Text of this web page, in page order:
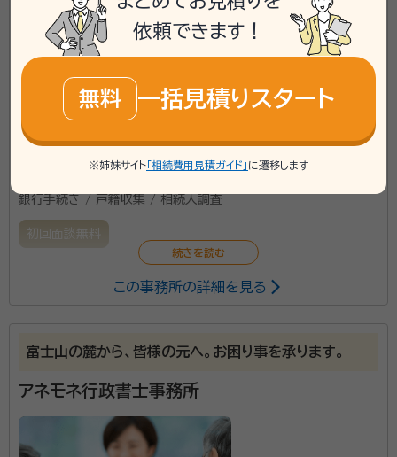
\「いい相続」にてご相談を承ります/
銀行手続き / 戸籍収集 / 相続人調査
初回面談無料
この事務所の詳細を見る
富士山の麓から、皆様の元へ。お困り事を承ります。
アネモネ行政書士事務所
依頼できます！
無料 一括見積りスタート
※姉妹サイト 「相続費用見積ガイド」 に遷移します